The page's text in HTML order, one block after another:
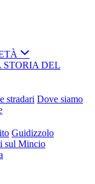
STORIA DEL
stradari Dove siamo
Guidizzolo
sul Mincio